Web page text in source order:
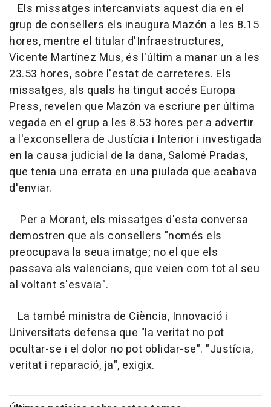
Els missatges intercanviats aquest dia en el
grup de consellers els inaugura Mazón a les 8.15
hores, mentre el titular d'Infraestructures,
Vicente Martínez Mus, és l'últim a manar un a les
23.53 hores, sobre l'estat de carreteres. Els
missatges, als quals ha tingut accés Europa
Press, revelen que Mazón va escriure per última
vegada en el grup a les 8.53 hores per a advertir
a l'exconsellera de Justícia i Interior i investigada
en la causa judicial de la dana, Salomé Pradas,
que tenia una errata en una piulada que acabava
d'enviar.
Per a Morant, els missatges d'esta conversa
demostren que als consellers "només els
preocupava la seua imatge; no el que els
passava als valencians, que veien com tot al seu
al voltant s'esvaïa".
La també ministra de Ciència, Innovació i
Universitats defensa que "la veritat no pot
ocultar-se i el dolor no pot oblidar-se". "Justícia,
veritat i reparació, ja", exigix.